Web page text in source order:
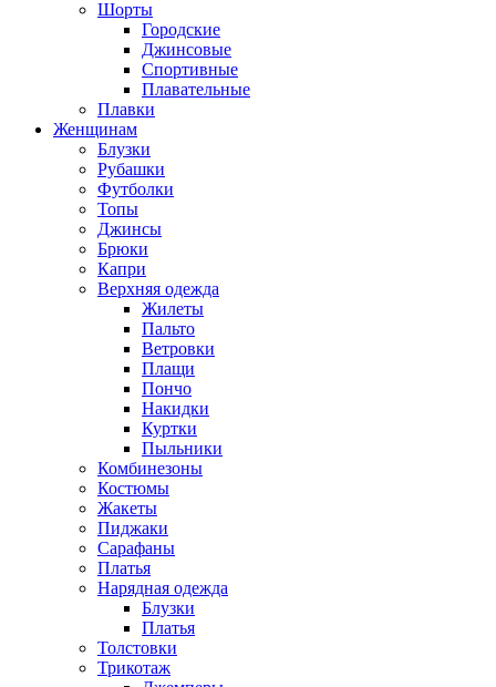
Шорты
Городские
Джинсовые
Спортивные
Плавательные
Плавки
Женщинам
Блузки
Рубашки
Футболки
Топы
Джинсы
Брюки
Капри
Верхняя одежда
Жилеты
Пальто
Ветровки
Плащи
Пончо
Накидки
Куртки
Пыльники
Комбинезоны
Костюмы
Жакеты
Пиджаки
Сарафаны
Платья
Нарядная одежда
Блузки
Платья
Толстовки
Трикотаж